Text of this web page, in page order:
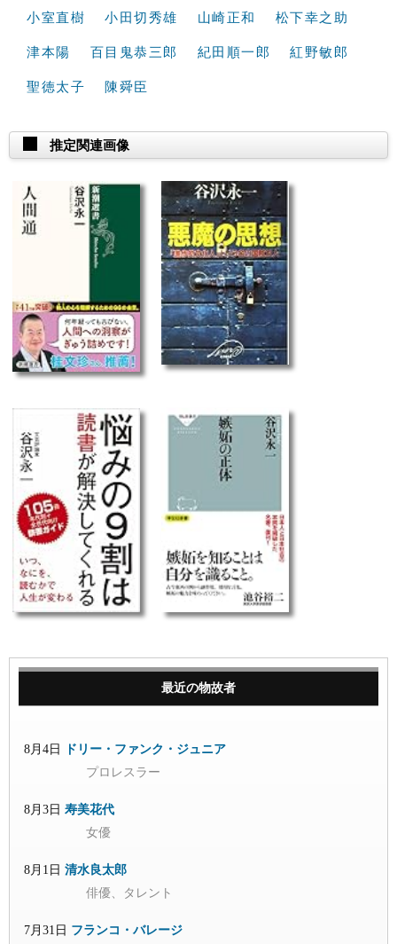
小室直樹 小田切秀雄 山崎正和 松下幸之助
津本陽 百目鬼恭三郎 紀田順一郎 紅野敏郎
聖徳太子 陳舜臣
推定関連画像
最近の物故者
8月4日
ドリー・ファンク・ジュニア
プロレスラー
8月3日 寿美花代
女優
8月1日 清水良太郎
俳優、タレント
7月31日 フランコ・バレージ